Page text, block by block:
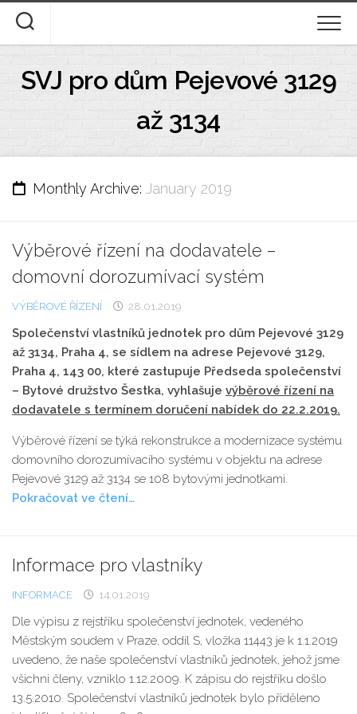
content
DESATERO
O NÁS
SVJ pro dům Pejevové 3129
až 3134
Monthly Archive: January 2019
Výběrové řízení na dodavatele –
domovní dorozumívací systém
VÝBĚROVÉ ŘÍZENÍ 28.01.2019
Společenství vlastníků jednotek pro dům Pejevové 3129
až 3134, Praha 4, se sídlem na adrese Pejevové 3129,
Praha 4, 143 00, které zastupuje Předseda společenství
– Bytové družstvo Šestka, vyhlašuje výběrové řízení na
dodavatele s termínem doručení nabídek do 22.2.2019.
Výběrové řízení se týká rekonstrukce a modernizace systému
domovního dorozumívacího systému v objektu na adrese
Pejevové 3129 až 3134 se 108 bytovými jednotkami.
Pokračovat ve čtení…
Informace pro vlastníky
INFORMACE 14.01.2019
Dle výpisu z rejstříku společenství jednotek, vedeného
Městským soudem v Praze, oddíl S, vložka 11443 je k 1.1.2019
uvedeno, že naše společenství vlastníků jednotek, jehož jsme
všichni členy, vzniklo 1.12.2009. K zápisu do rejstříku došlo
13.5.2010. Společenství vlastníků jednotek bylo přiděleno